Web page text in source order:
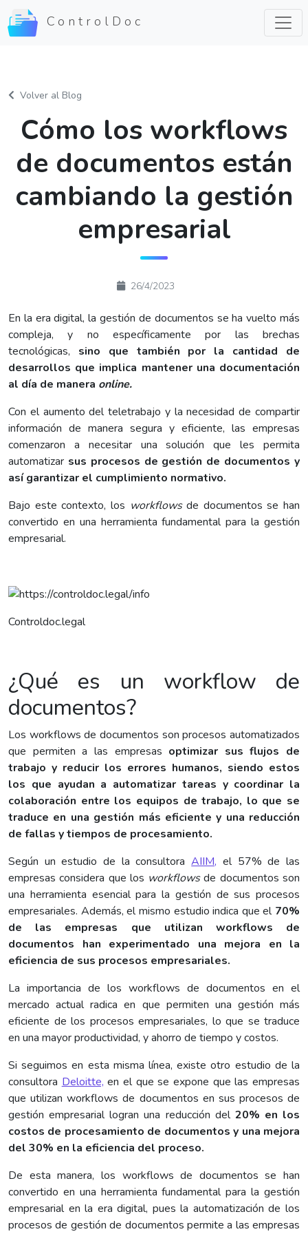
ControlDoc
Volver al Blog
Cómo los workflows
de documentos están
cambiando la gestión
empresarial
26/4/2023
En la era digital, la gestión de documentos se ha vuelto más
compleja, y no específicamente por las brechas
tecnológicas, sino que también por la cantidad de
desarrollos que implica mantener una documentación
al día de manera online.
Con el aumento del teletrabajo y la necesidad de compartir
información de manera segura y eficiente, las empresas
comenzaron a necesitar una solución que les permita
automatizar sus procesos de gestión de documentos y
así garantizar el cumplimiento normativo.
Bajo este contexto, los workflowsde documentos se han
convertido en una herramienta fundamental para la gestión
empresarial.
Controldoc.legal
¿Qué es un workflow de
documentos?
Los workflows de documentos son procesos automatizados
que permiten a las empresas optimizar sus flujos de
trabajo y reducir los errores humanos, siendo estos
los que ayudan a automatizar tareas y coordinar la
colaboración entre los equipos de trabajo, lo que se
traduce en una gestión más eficiente y una reducción
de fallas y tiempos de procesamiento.
Según un estudio de la consultoraAIIM, el 57% de las
empresas considera que los workflowsde documentos son
una herramienta esencial para la gestión de sus procesos
empresariales. Además, el mismo estudio indica que el 70%
de las empresas que utilizan workflows de
documentos han experimentado una mejora en la
eficiencia de sus procesos empresariales.
La importancia de los workflows de documentos en el
mercado actual radica en que permiten una gestión más
eficiente de los procesos empresariales, lo que se traduce
en una mayor productividad, y ahorro de tiempo y costos.
Si seguimos en esta misma línea, existe otro estudio de la
consultora Deloitte, en el que se expone que las empresas
que utilizan workflows de documentos en sus procesos de
gestión empresarial logran una reducción del 20% en los
costos de procesamiento de documentos y una mejora
del 30% en la eficiencia del proceso.
De esta manera, los workflows de documentos se han
convertido en una herramienta fundamental para la gestión
empresarial en la era digital, pues la automatización de los
procesos de gestión de documentos permite a las empresas